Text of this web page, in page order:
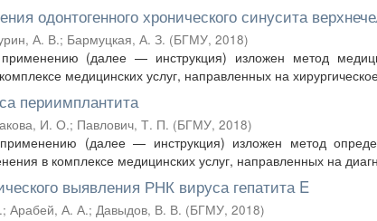
одонтогенного хронического синусита
А. В.; Бармуцкая, А. З. (БГМУ, 2018)
(далее — инструкция) изложен метод
медицинских услуг, направленных на
периимплантита
И. О.; Павлович, Т. П. (БГМУ, 2018)
(далее — инструкция) изложен метод
в комплексе медицинских услуг, направленных на
выявления РНК вируса гепатита E
; Арабей, А. А.; Давыдов, В. В. (БГМУ, 2018)